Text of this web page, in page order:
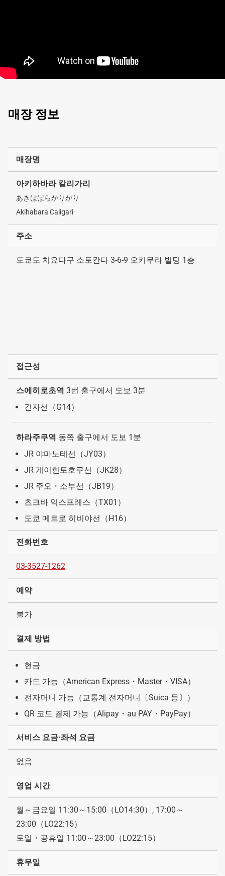
매장 정보
매장명
아키하바라 칼리가리
あきはばらかりがり
Akihabara Caligari
주소
도쿄도 치요다구 소토칸다 3-6-9 오키무라 빌딩 1층
접근성
스에히로초역 3번 출구에서 도보 3분
긴자선（G14）
하라주쿠역 동쪽 출구에서 도보 1분
JR 야마노테선（JY03）
JR 게이힌토호쿠선（JK28）
JR 주오・소부선（JB19）
츠크바 익스프레스（TX01）
도쿄 메트로 히비야선（H16）
전화번호
03-3527-1262
예약
불가
결제 방법
현금
카드 가능（American Express・Master・VISA）
전자머니 가능（교통계 전자머니〔Suica 등〕）
QR 코드 결제 가능（Alipay・au PAY・PayPay）
서비스 요금·좌석 요금
없음
영업 시간
월～금요일 11:30～15:00（LO14:30）, 17:00～
23:00（LO22:15）
토일・공휴일 11:00～23:00（LO22:15）
휴무일